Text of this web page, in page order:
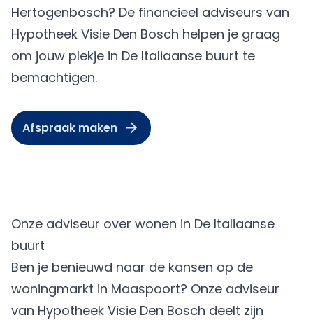
Hertogenbosch? De financieel adviseurs van
Hypotheek Visie Den Bosch helpen je graag
om jouw plekje in De Italiaanse buurt te
bemachtigen.
Afspraak maken
Onze adviseur over wonen in De Italiaanse
buurt
Ben je benieuwd naar de kansen op de
woningmarkt in Maaspoort? Onze adviseur
van Hypotheek Visie Den Bosch deelt zijn